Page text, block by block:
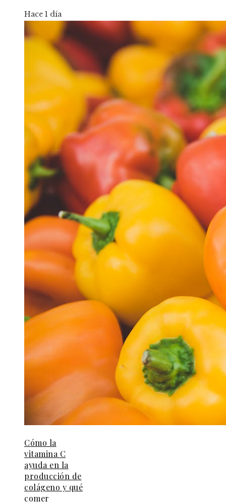
Hace 1 día
Cómo la
vitamina C
ayuda en la
producción de
colágeno y qué
comer